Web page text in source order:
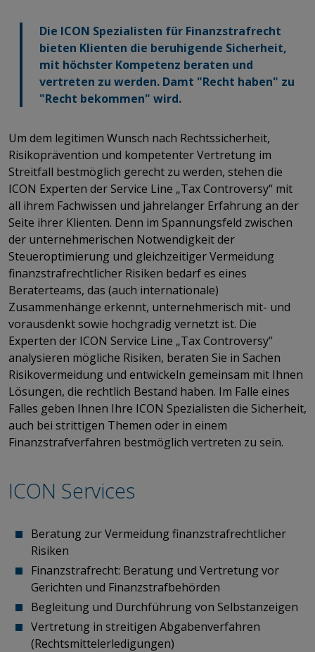
Die ICON Spezialisten für Finanzstrafrecht
bieten Klienten die beruhigende Sicherheit,
mit höchster Kompetenz beraten und
vertreten zu werden. Damt "Recht haben" zu
"Recht bekommen" wird.
Um dem legitimen Wunsch nach Rechtssicherheit,
Risikoprävention und kompetenter Vertretung im
Streitfall bestmöglich gerecht zu werden, stehen die
ICON Experten der Service Line „Tax Controversy“ mit
all ihrem Fachwissen und jahrelanger Erfahrung an der
Seite ihrer Klienten. Denn im Spannungsfeld zwischen
der unternehmerischen Notwendigkeit der
Steueroptimierung und gleichzeitiger Vermeidung
finanzstrafrechtlicher Risiken bedarf es eines
Beraterteams, das (auch internationale)
Zusammenhänge erkennt, unternehmerisch mit- und
vorausdenkt sowie hochgradig vernetzt ist. Die
Experten der ICON Service Line „Tax Controversy”
analysieren mögliche Risiken, beraten Sie in Sachen
Risikovermeidung und entwickeln gemeinsam mit Ihnen
Lösungen, die rechtlich Bestand haben. Im Falle eines
Falles geben Ihnen Ihre ICON Spezialisten die Sicherheit,
auch bei strittigen Themen oder in einem
Finanzstrafverfahren bestmöglich vertreten zu sein.
​​​​​​​ICON Services
Beratung zur Vermeidung finanzstrafrechtlicher
Risiken
Finanzstrafrecht: Beratung und Vertretung vor
Gerichten und Finanzstrafbehörden
Begleitung und Durchführung von Selbstanzeigen
Vertretung in streitigen Abgabenverfahren
(Rechtsmittelerledigungen)